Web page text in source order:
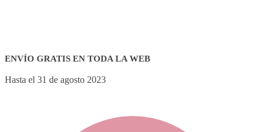
ENVÍO GRATIS EN TODA LA WEB
Hasta el 31 de agosto 2023